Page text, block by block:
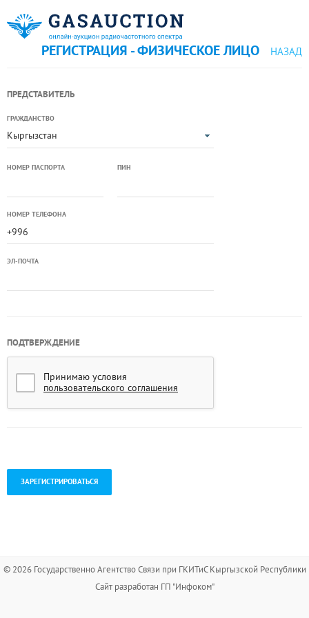
РЕГИСТРАЦИЯ - ФИЗИЧЕСКОЕ ЛИЦО НАЗАД
ПРЕДСТАВИТЕЛЬ
ГРАЖДАНСТВО
Кыргызстан
НОМЕР ПАСПОРТА ПИН
НОМЕР ТЕЛЕФОНА
ЭЛ-ПОЧТА
ПОДТВЕРЖДЕНИЕ
Принимаю условия
пользовательского соглашения
© 2026 Государственно Агентство Связи при ГКИТиС Кыргызской Республики
Сайт разработан ГП "Инфоком"